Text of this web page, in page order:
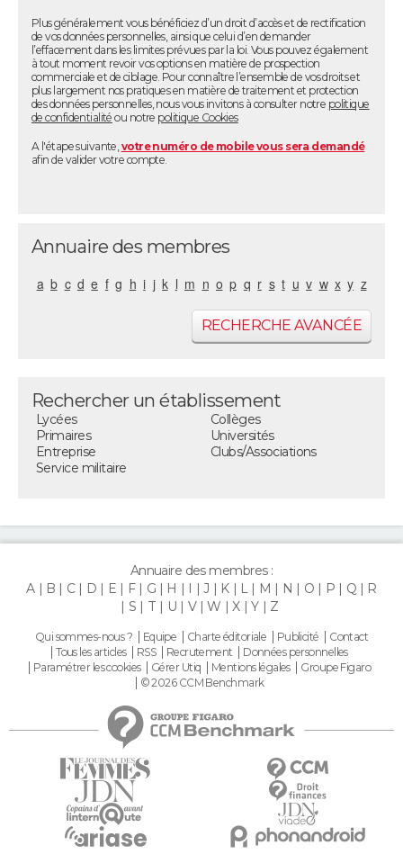
Plus généralement vous bénéficiez d’un droit d’accès et de rectification
de vos données personnelles, ainsi que celui d’en demander
l’effacement dans les limites prévues par la loi. Vous pouvez également
à tout moment revoir vos options en matière de prospection
commerciale et de ciblage. Pour connaître l’ensemble de vos droits et
plus largement nos pratiques en matière de traitement et protection
des données personnelles, nous vous invitons à consulter notre politique
de confidentialité ou notre politique Cookies
A l'étape suivante,votre numéro de mobile vous sera demandé
afin de valider votre compte.
Annuaire des membres
a b c d e f g h i j k l m n o p q r s t u v w x y z
RECHERCHE AVANCÉE
Rechercher un établissement
Lycées
Primaires
Entreprise
Service militaire
Collèges
Universités
Clubs/Associations
Annuaire des membres :
A
B C D E F G H I J K L M N O P Q
R
S
T U V W X Y Z
Qui sommes-nous ? Equipe Charte éditoriale Publicité
Contact
Tous les articles
RSS Recrutement
Données personnelles
Paramétrer les cookies
Gérer Utiq Mentions légales
Groupe Figaro
© 2026 CCM Benchmark